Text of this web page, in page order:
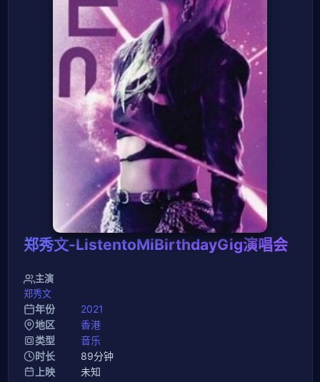
郑秀文-ListentoMiBirthdayGig演唱会
主演
郑秀文
年份
2021
地区
香港
类型
音乐
时长
89分钟
上映
未知